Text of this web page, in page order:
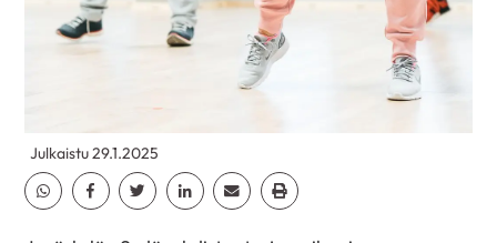
Julkaistu 29.1.2025
Jaa Whatsapp
Jaa Facebook
Jaa TwitterJaa Linkedin
Jaa EmailJaa Print